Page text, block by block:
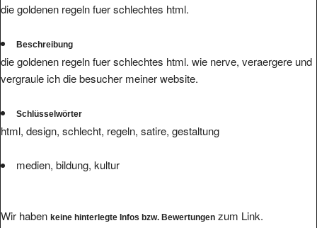
die goldenen regeln fuer schlechtes html.
Beschreibung
die goldenen regeln fuer schlechtes html. wie nerve, veraergere und
vergraule ich die besucher meiner website.
Schlüsselwörter
html, design, schlecht, regeln, satire, gestaltung
medien, bildung, kultur
Wir haben keine hinterlegte Infos bzw. Bewertungen zum Link.